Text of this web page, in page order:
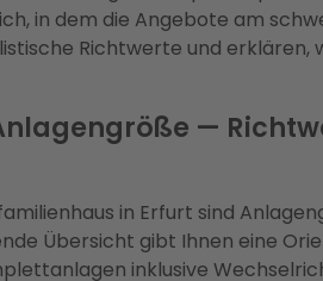
in dem die Angebote am
Richtwerte und erklären,
—
in Erfurt sind
Übersicht gibt Ihnen eine
inklusive